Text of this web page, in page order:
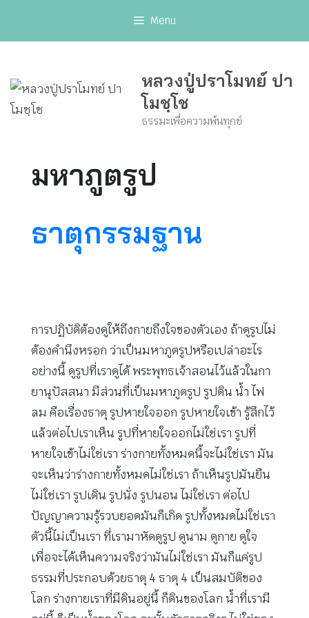
Menu
หลวงปู่ปราโมทย์ ปา
โมชฺโช
ธรรมะเพื่อความพ้นทุกข์
มหาภูตรูป
ธาตุกรรมฐาน
การปฏิบัติต้องดูให้ถึงกายถึงใจของตัวเอง ถ้าดูรูปไม่
ต้องคำนึงหรอก ว่าเป็นมหาภูตรูปหรือเปล่าอะไร
อย่างนี้ ดูรูปที่เราดูได้ พระพุทธเจ้าสอนไว้แล้วในกา
ยานุปัสสนา มีส่วนที่เป็นมหาภูตรูป รูปดิน น้ำ ไฟ
ลม คือเรื่องธาตุ รูปหายใจออก รูปหายใจเข้า รู้สึกไว้
แล้วต่อไปเราเห็น รูปที่หายใจออกไม่ใช่เรา รูปที่
หายใจเข้าไม่ใช่เรา ร่างกายทั้งหมดนี้จะไม่ใช่เรา มัน
จะเห็นว่าร่างกายทั้งหมดไม่ใช่เรา ถ้าเห็นรูปมันยืน
ไม่ใช่เรา รูปเดิน รูปนั่ง รูปนอน ไม่ใช่เรา ต่อไป
ปัญญาความรู้รวบยอดมันก็เกิด รูปทั้งหมดไม่ใช่เรา
ตัวนี้ไม่เป็นเรา ที่เรามาหัดดูรูป ดูนาม ดูกาย ดูใจ
เพื่อจะได้เห็นความจริงว่ามันไม่ใช่เรา มันก็แค่รูป
ธรรมที่ประกอบด้วยธาตุ 4 ธาตุ 4 เป็นสมบัติของ
โลก ร่างกายเราที่มีดินอยู่นี้ ก็ดินของโลก น้ำที่เรามี